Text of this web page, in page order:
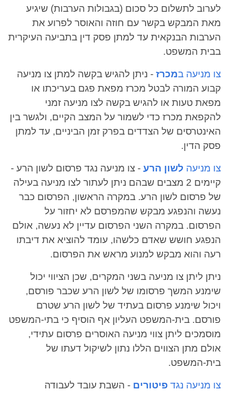
לערוב לתשלום כל סכום (בגבולות הערבות) שיגיע
מאת המבקש בקשר עם חוזה והאוסר לפרוע את
הערבות הבנקאית עד למתן פסק דין בתביעה העיקרית
בבית המשפט.
צו מניעה במכרז - ניתן להגיש בקשה למתן צו מניעה
קבוע המורה לבטל מכרז מפאת פגם בעריכתו או
מפאת טעות או להגיש בקשה לצו מניעה זמני
להקפאת מכרז כדי לשמור על המצב הקיים, ולגשר בין
האינטרסים של הצדדים בפרק זמן הביניים, עד למתן
פסק הדין.
צו מניעה לשון הרע - צו מניעה נגד פרסום לשון הרע -
קיימים 2 מצבים שבהם ניתן לעתור לצו מניעה בעילה
של פרסום לשון הרע. במקרה הראשון, הפרסום כבר
נעשה והנפגע מבקש שהמפרסם לא יחזור על
הפרסום. במקרה השני הפרסום עדיין לא נעשה, אולם
הנפגע חושש שאדם כלשהו, עומד להוציא את דיבתו
רעה והוא מבקש למנוע מראש את הפרסום.
ניתן ליתן צו מניעה בשני המקרים, שכן הציווי יכול
שימנע המשך פרסומו של לשון הרע שכבר פורסם,
ויכול שימנע פרסום בעתיד של לשון הרע שטרם
פורסם. בית-המשפט העליון אף הוסיף כי בתי-המשפט
מוסמכים ליתן צווי מניעה האוסרים פרסום עתידי,
אולם מתן הצווים הללו נתון לשיקול דעתו של
בית-המשפט.
צו מניעה נגד פיטורים - השבת עובד לעבודה